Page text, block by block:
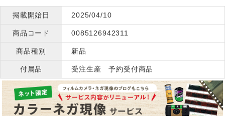
掲載開始日 2025/04/10
商品コード 0085126942311
商品種別 新品
付属品 受注生産 予約受付商品